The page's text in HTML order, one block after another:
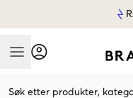
Mobile Menu
Søk etter produkter,